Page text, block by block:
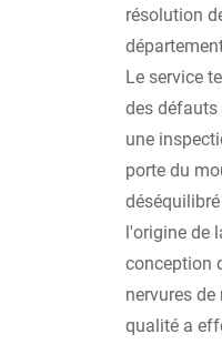
résolution
Le service
des défauts
une
porte du
l'origine de
conception
nervures
qualité a